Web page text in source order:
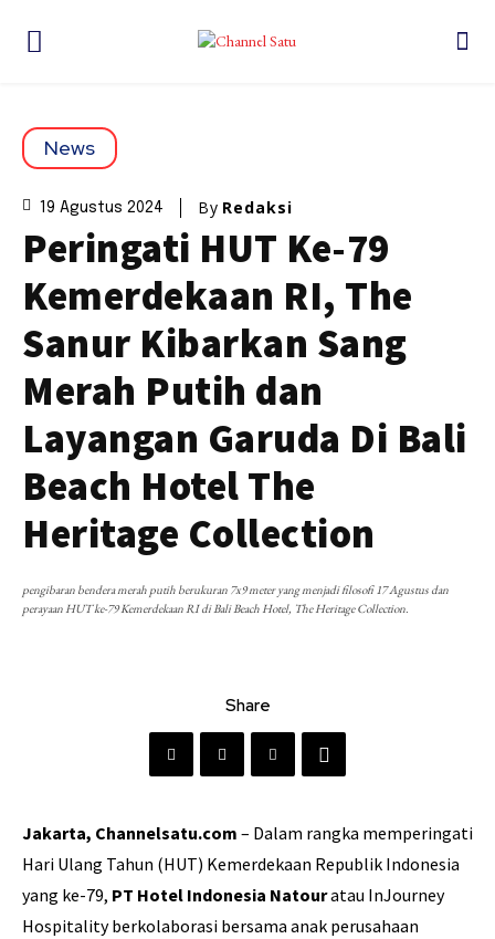
News
19 Agustus 2024 By Redaksi
Peringati HUT Ke-79
Kemerdekaan RI, The
Sanur Kibarkan Sang
Merah Putih dan
Layangan Garuda Di Bali
Beach Hotel The
Heritage Collection
pengibaran bendera merah putih berukuran 7x9 meter yang menjadi filosofi 17 Agustus dan
perayaan HUT ke-79 Kemerdekaan RI di Bali Beach Hotel, The Heritage Collection.
Share
Jakarta, Channelsatu.com – Dalam rangka memperingati
Hari Ulang Tahun (HUT) Kemerdekaan Republik Indonesia
yang ke-79, PT Hotel Indonesia Natouratau InJourney
Hospitality berkolaborasi bersama anak perusahaan